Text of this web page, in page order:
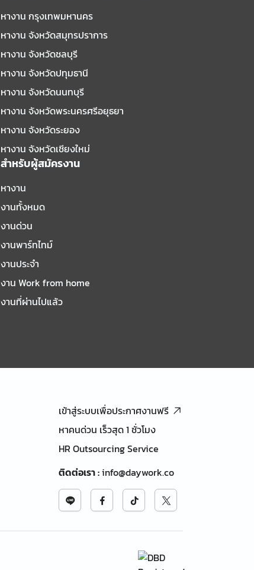
หางาน กรุงเทพมหานคร
หางาน จังหวัดสมุทรปราการ
หางาน จังหวัดชลบุรี
หางาน จังหวัดปทุมธานี
หางาน จังหวัดนนทบุรี
หางาน จังหวัดพระนครศรีอยุธยา
หางาน จังหวัดระยอง
หางาน จังหวัดเชียงใหม่
สำหรับผู้สมัครงาน
หางาน
งานทั้งหมด
งานด่วน
งานพาร์ทไทม์
งานประจำ
งาน Work from home
งานที่ผ่านไปแล้ว
เข้าสู่ระบบเพื่อประกาศงานฟรี
หาคนด่วน เร็วสุด 1 ชั่วโมง
HR Outsourcing Service
ติดต่อเรา:info@daywork.co